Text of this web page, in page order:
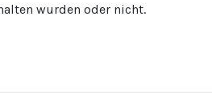
wurden oder nicht.